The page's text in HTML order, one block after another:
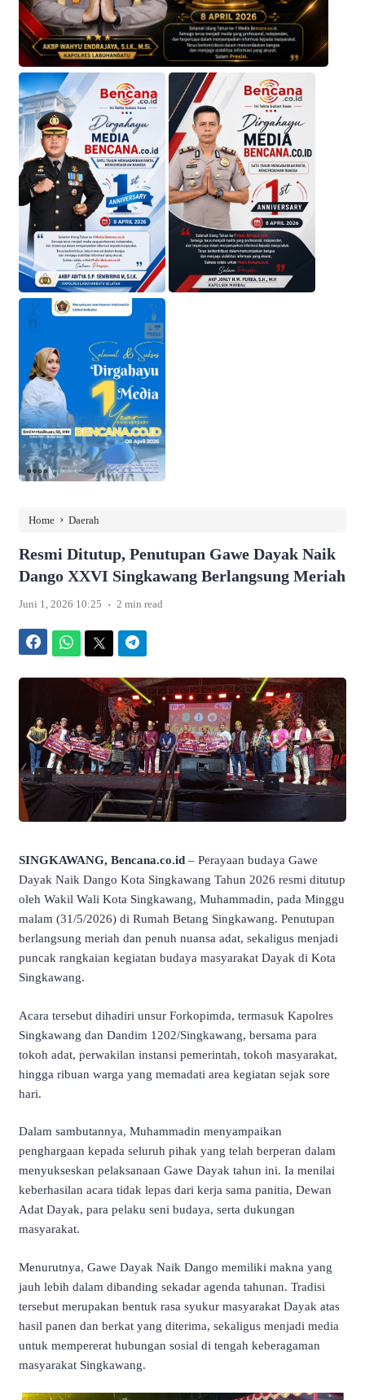
Home › Daerah
Resmi Ditutup, Penutupan Gawe Dayak Naik
Dango XXVI Singkawang Berlangsung Meriah
Juni 1, 2026 10:25 . 2 min read
SINGKAWANG, Bencana.co.id – Perayaan budaya Gawe
Dayak Naik Dango Kota Singkawang Tahun 2026 resmi ditutup
oleh Wakil Wali Kota Singkawang, Muhammadin, pada Minggu
malam (31/5/2026) di Rumah Betang Singkawang. Penutupan
berlangsung meriah dan penuh nuansa adat, sekaligus menjadi
puncak rangkaian kegiatan budaya masyarakat Dayak di Kota
Singkawang.
Acara tersebut dihadiri unsur Forkopimda, termasuk Kapolres
Singkawang dan Dandim 1202/Singkawang, bersama para
tokoh adat, perwakilan instansi pemerintah, tokoh masyarakat,
hingga ribuan warga yang memadati area kegiatan sejak sore
hari.
Dalam sambutannya, Muhammadin menyampaikan
penghargaan kepada seluruh pihak yang telah berperan dalam
menyukseskan pelaksanaan Gawe Dayak tahun ini. Ia menilai
keberhasilan acara tidak lepas dari kerja sama panitia, Dewan
Adat Dayak, para pelaku seni budaya, serta dukungan
masyarakat.
Menurutnya, Gawe Dayak Naik Dango memiliki makna yang
jauh lebih dalam dibanding sekadar agenda tahunan. Tradisi
tersebut merupakan bentuk rasa syukur masyarakat Dayak atas
hasil panen dan berkat yang diterima, sekaligus menjadi media
untuk mempererat hubungan sosial di tengah keberagaman
masyarakat Singkawang.